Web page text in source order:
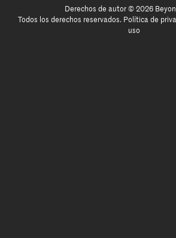
Derechos de autor © 2026
Todos los derechos reservados. Política de
uso